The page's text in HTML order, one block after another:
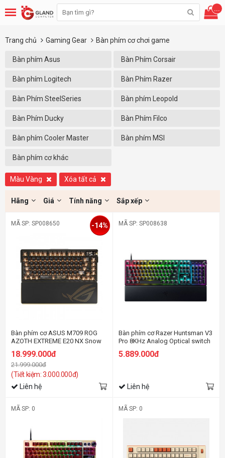
...
Trang chủ Gaming Gear Bàn phím cơ chơi game
Bàn phím Asus Bàn Phím Corsair
Bàn phím Logitech Bàn Phím Razer
Bàn Phím SteelSeries Bàn phím Leopold
Bàn Phím Ducky Bàn Phím Filco
Bàn phím Cooler Master Bàn phím MSI
Bàn phím cơ khác
Màu Vàng Xóa tất cả
Hãng Giá Tính năng Sắp xếp
MÃ SP: SP008650
Bàn phím cơ ASUS M709 ROG
AZOTH EXTREME E20 NX Snow
18.999.000đ
21.999.000đ
(Tiết kiệm: 3.000.000đ)
-14%
Liên hệ
MÃ SP: SP008638
Bàn phím cơ Razer Huntsman V3
Pro 8KHz Analog Optical switch
5.889.000đ
Liên hệ
MÃ SP: 0 MÃ SP: 0